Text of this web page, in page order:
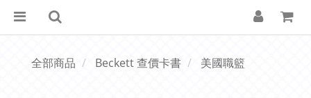
全部商品 Beckett 查價卡書 美國職籃